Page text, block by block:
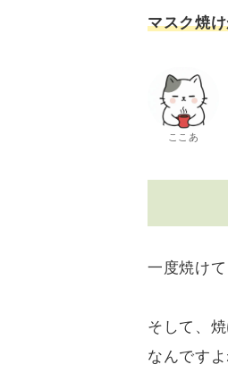
マスク焼
ここあ
一度焼け
そして、
なんですよ